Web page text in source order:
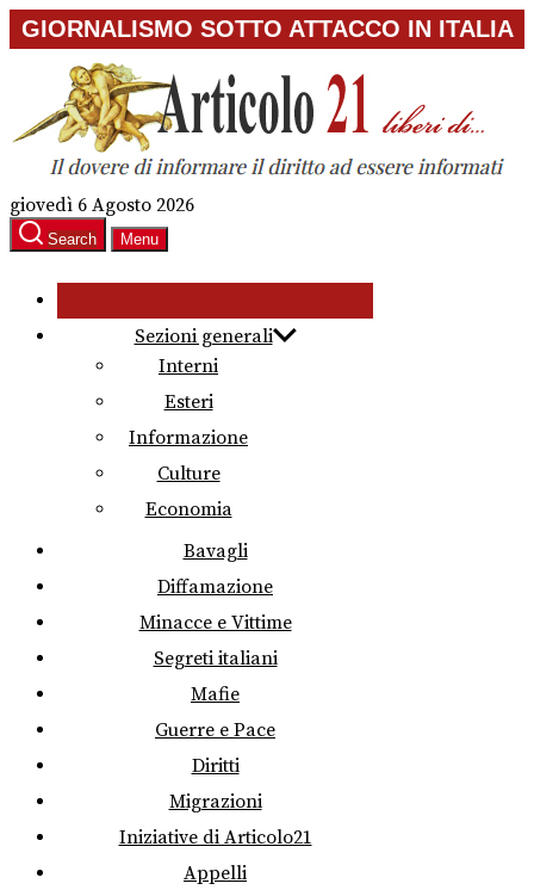
Skip
to
content
GIORNALISMO SOTTO ATTACCO IN ITALIA
giovedì 6 Agosto 2026
Search Menu
Sezioni generali
Interni
Esteri
Informazione
Culture
Economia
Bavagli
Diffamazione
Minacce e Vittime
Segreti italiani
Mafie
Guerre e Pace
Diritti
Migrazioni
Iniziative di Articolo21
Appelli